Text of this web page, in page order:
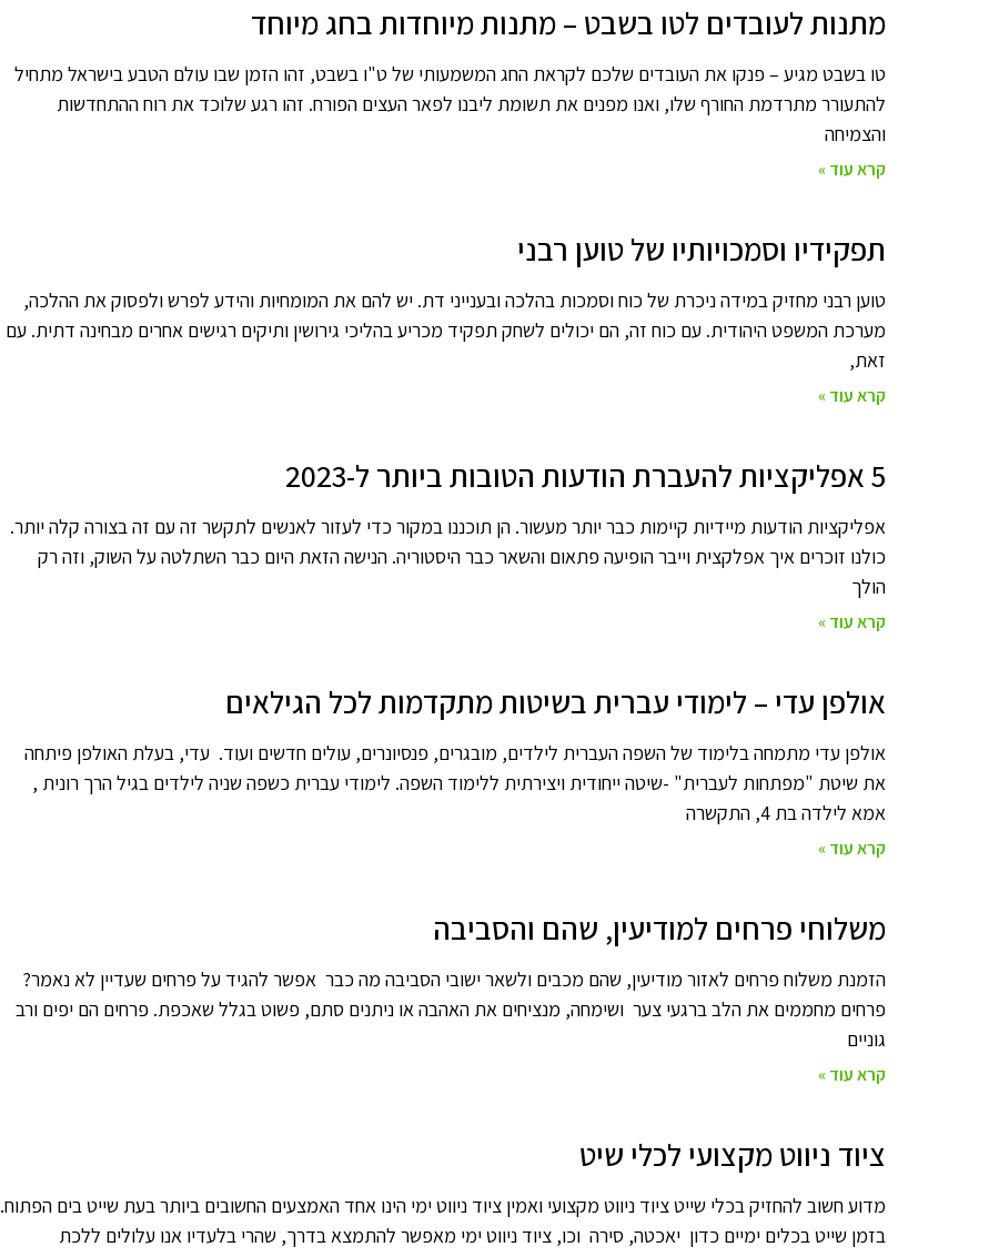
מתנות לעובדים לטו בשבט – מתנות מיוחדות בחג מיוחד
טו בשבט מגיע – פנקו את העובדים שלכם לקראת החג המשמעותי של ט"ו בשבט, זהו הזמן שבו עולם הטבע בישראל מתחיל
להתעורר מתרדמת החורף שלו, ואנו מפנים את תשומת ליבנו לפאר העצים הפורח. זהו רגע שלוכד את רוח ההתחדשות
והצמיחה
קרא עוד »
תפקידיו וסמכויותיו של טוען רבני
טוען רבני מחזיק במידה ניכרת של כוח וסמכות בהלכה ובענייני דת. יש להם את המומחיות והידע לפרש ולפסוק את ההלכה,
מערכת המשפט היהודית. עם כוח זה, הם יכולים לשחק תפקיד מכריע בהליכי גירושין ותיקים רגישים אחרים מבחינה דתית. עם
זאת,
קרא עוד »
5 אפליקציות להעברת הודעות הטובות ביותר ל-2023
אפליקציות הודעות מיידיות קיימות כבר יותר מעשור. הן תוכננו במקור כדי לעזור לאנשים לתקשר זה עם זה בצורה קלה יותר.
כולנו זוכרים איך אפלקצית וייבר הופיעה פתאום והשאר כבר היסטוריה. הנישה הזאת היום כבר השתלטה על השוק, וזה רק
הולך
קרא עוד »
אולפן עדי – לימודי עברית בשיטות מתקדמות לכל הגילאים
אולפן עדי מתמחה בלימוד של השפה העברית לילדים, מובגרים, פנסיונרים, עולים חדשים ועוד. עדי, בעלת האולפן פיתחה
את שיטת "מפתחות לעברית" -שיטה ייחודית ויצירתית ללימוד השפה. לימודי עברית כשפה שניה לילדים בגיל הרך רונית ,
אמא לילדה בת 4, התקשרה
קרא עוד »
משלוחי פרחים למודיעין, שהם והסביבה
הזמנת משלוח פרחים לאזור מודיעין, שהם מכבים ולשאר ישובי הסביבה מה כבר אפשר להגיד על פרחים שעדיין לא נאמר?
פרחים מחממים את הלב ברגעי צער ושימחה, מנציחים את האהבה או ניתנים סתם, פשוט בגלל שאכפת. פרחים הם יפים ורב
גוניים
קרא עוד »
ציוד ניווט מקצועי לכלי שיט
מדוע חשוב להחזיק בכלי שייט ציוד ניווט מקצועי ואמין ציוד ניווט ימי הינו אחד האמצעים החשובים ביותר בעת שייט בים הפתוח.
בזמן שייט בכלים ימיים כדון יאכטה, סירה וכו, ציוד ניווט ימי מאפשר להתמצא בדרך, שהרי בלעדיו אנו עלולים ללכת